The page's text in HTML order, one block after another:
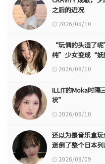
之后的近况
2026/08/10
“玩偶的头湿了
纯”少女变成“
2026/08/10
ILLIT的Moka时
状”
2026/08/10
还以为是音乐盒
迷倒了整个日本
2026/08/09